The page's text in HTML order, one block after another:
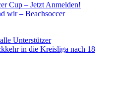
Cup – Jetzt Anmelden!
wir – Beachsoccer
Unterstützer
in die Kreisliga nach 18